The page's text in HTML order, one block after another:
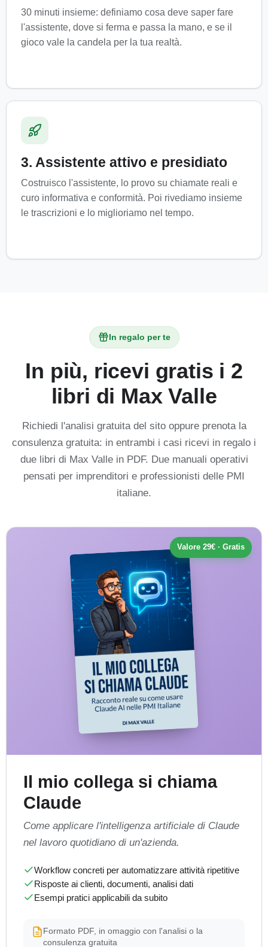
30 minuti insieme: definiamo cosa deve saper fare
l'assistente, dove si ferma e passa la mano, e se il
gioco vale la candela per la tua realtà.
3. Assistente attivo e presidiato
Costruisco l'assistente, lo provo su chiamate reali e
curo informativa e conformità. Poi rivediamo insieme
le trascrizioni e lo miglioriamo nel tempo.
In regalo per te
In più, ricevi gratis i 2
libri di Max Valle
Richiedi l'analisi gratuita del sito oppure prenota la
consulenza gratuita: in entrambi i casi ricevi in regalo i
due libri di Max Valle in PDF. Due manuali operativi
pensati per imprenditori e professionisti delle PMI
italiane.
Valore 29€ · Gratis
Il mio collega si chiama
Claude
Come applicare l'intelligenza artificiale di Claude
nel lavoro quotidiano di un'azienda.
Workflow concreti per automatizzare attività ripetitive
Risposte ai clienti, documenti, analisi dati
Esempi pratici applicabili da subito
Formato PDF, in omaggio con l'analisi o la
consulenza gratuita